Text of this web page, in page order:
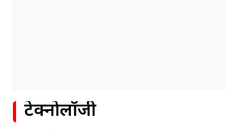
टेक्नोलॉजी